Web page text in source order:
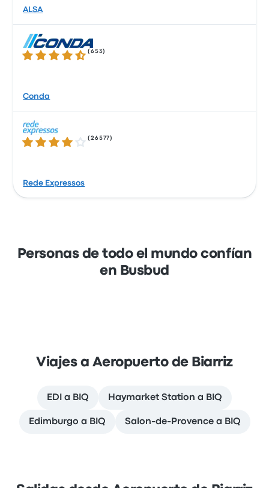
ALSA
4.3 de 5 estrellas
(653)
Conda
4.2 de 5 estrellas
(26577 )
Rede Expressos
Personas de todo el mundo confían
en Busbud
Viajes a Aeropuerto de Biarriz
EDI a BIQ Haymarket Station a BIQ
Edimburgo a BIQ Salon-de-Provence a BIQ